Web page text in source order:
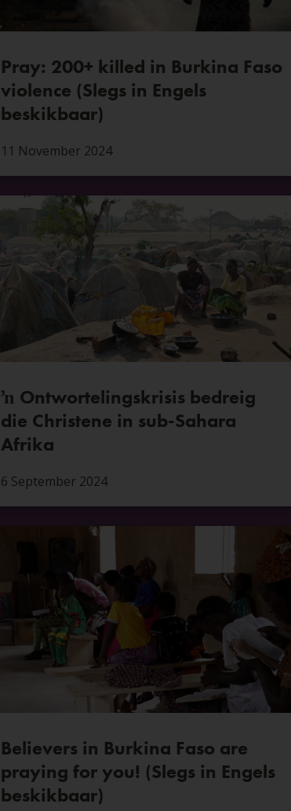
Pray: 200+ killed in Burkina Faso
violence (Slegs in Engels
beskikbaar)
11 November 2024
ŉ Ontwortelingskrisis bedreig
die Christene in sub-Sahara
Afrika
6 September 2024
Believers in Burkina Faso are
praying for you! (Slegs in Engels
beskikbaar)